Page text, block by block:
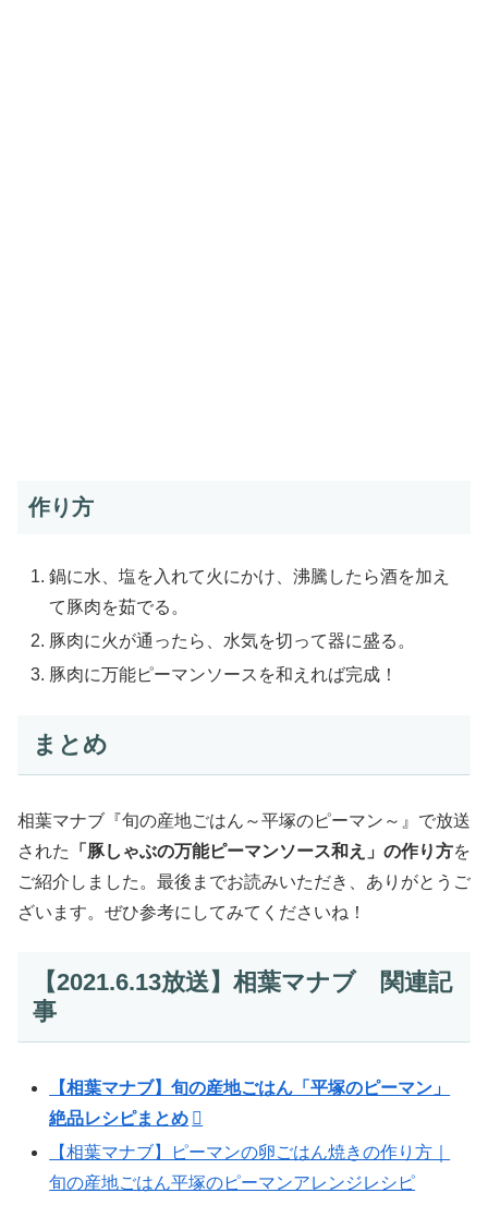
作り方
鍋に水、塩を入れて火にかけ、沸騰したら酒を加え
て豚肉を茹でる。
豚肉に火が通ったら、水気を切って器に盛る。
豚肉に万能ピーマンソースを和えれば完成！
まとめ
相葉マナブ『旬の産地ごはん～平塚のピーマン～』で放送
された
「豚しゃぶの万能ピーマンソース和え」の作り方を
ご紹介しました。最後までお読みいただき、ありがとうご
ざいます。ぜひ参考にしてみてくださいね！
【2021.6.13放送】相葉マナブ 関連記
事
【相葉マナブ】旬の産地ごはん「平塚のピーマン」
絶品レシピまとめ
【相葉マナブ】ピーマンの卵ごはん焼きの作り方｜
旬の産地ごはん平塚のピーマンアレンジレシピ